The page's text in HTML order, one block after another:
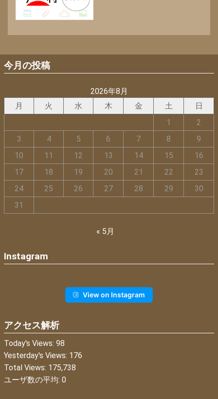
今月の投稿
2026年8月
月
火 水 木 金 土
日
1
2
3
4 5 6 7 8
9
10
11 12 13 14 15
16
17
18 19 20 21 22
23
24
25 26 27 28 29
30
31
« 5月
Instagram
View on Instagram
アクセス解析
Today's Views: 98
Yesterday's Views: 176
Total Views: 175,738
ユーザ数の平均: 0